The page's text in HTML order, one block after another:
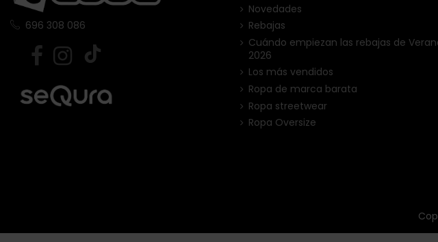
Novedades
Rebajas
Cuándo empiezan las rebajas de
2026
Los más vendidos
Ropa de marca barata
Ropa streetwear
Ropa Oversize
696 308 086